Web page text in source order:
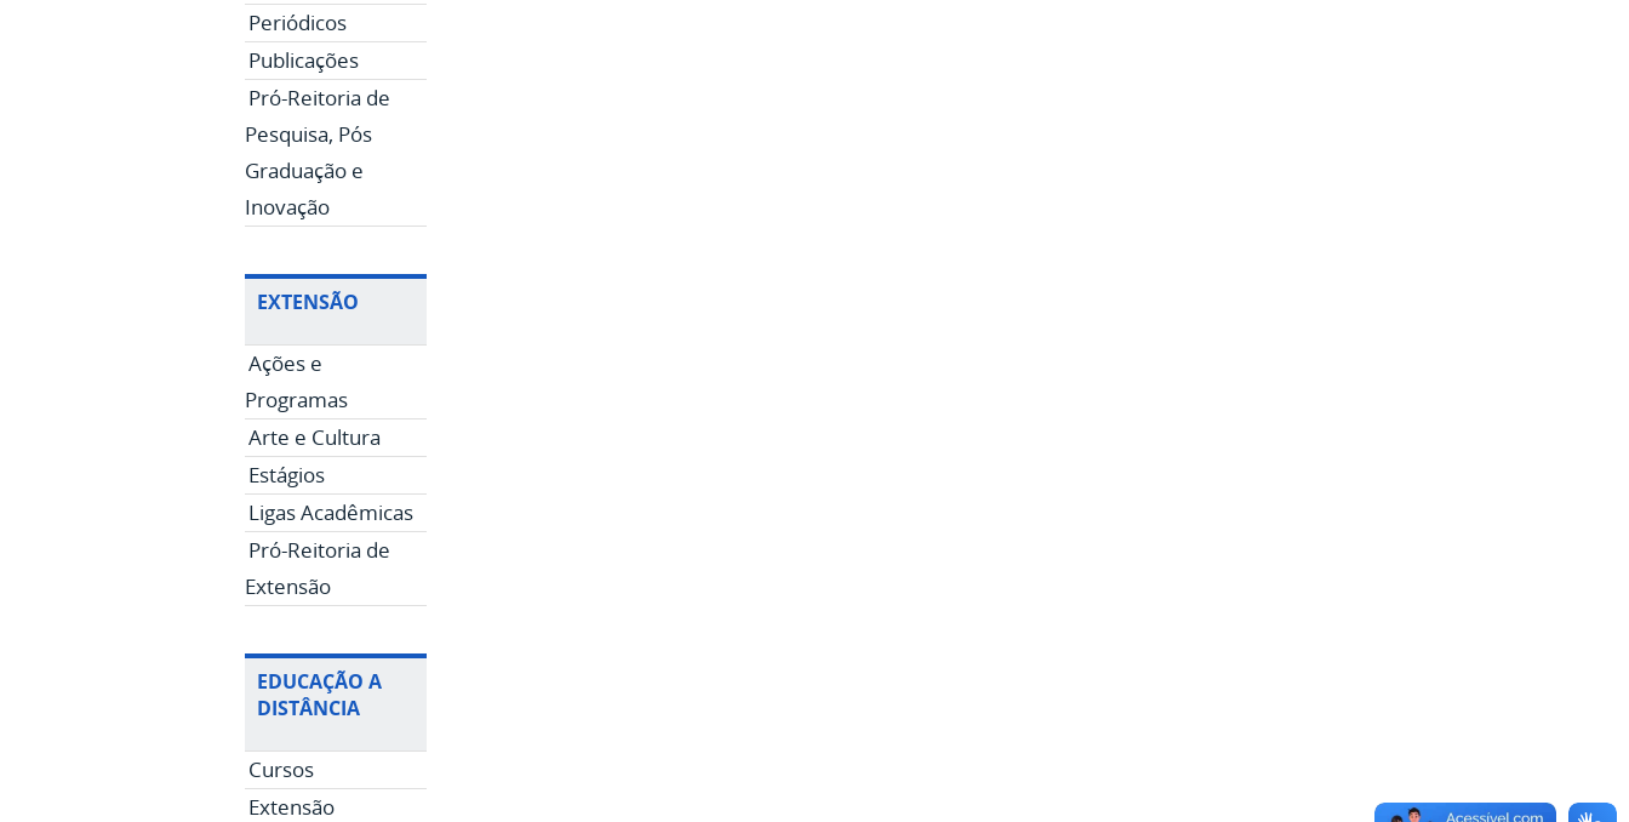
Periódicos
Publicações
Pró-Reitoria de
Pesquisa, Pós
Graduação e
Inovação
EXTENSÃO
Ações e
Programas
Arte e Cultura
Estágios
Ligas Acadêmicas
Pró-Reitoria de
Extensão
EDUCAÇÃO A
DISTÂNCIA
Cursos
Extensão